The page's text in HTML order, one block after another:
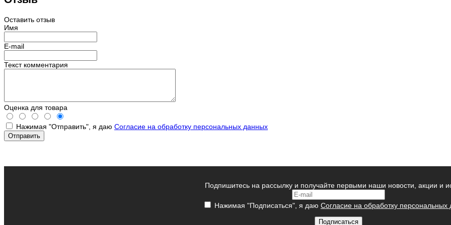
Оставить отзыв
Имя
E-mail
Текст комментария
Оценка для товара
Нажимая "Отправить", я даю Согласие на обработку персональных данных
Подпишитесь на рассылку и получайте первыми наши новости, акции и
Нажимая "Подписаться", я даю Согласие на обработку персональных
Подписаться